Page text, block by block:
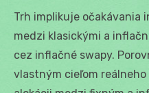
Trh implikuje očakávania
medzi klasickými a
cez inflačné swapy.
vlastným cieľom